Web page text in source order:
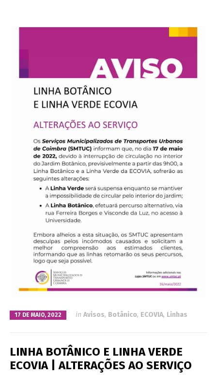
17 DE MAIO, 2022 in Avisos, Botânico, ECOVIA, Linhas
LINHA BOTÂNICO E LINHA VERDE
ECOVIA | ALTERAÇÕES AO SERVIÇO